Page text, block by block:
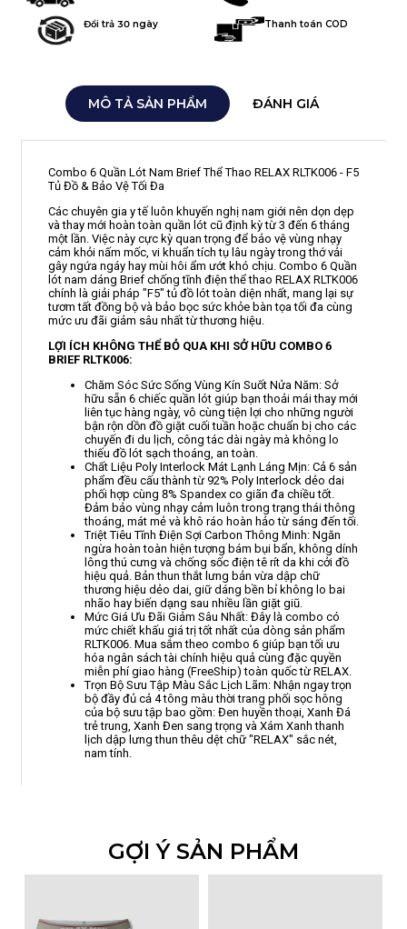
Đổi trả 30 ngày Thanh toán COD
MÔ TẢ SẢN PHẨM ĐÁNH GIÁ
Combo 6 Quần Lót Nam Brief Thể Thao RELAX RLTK006 - F5
Tủ Đồ & Bảo Vệ Tối Đa
Các chuyên gia y tế luôn khuyến nghị nam giới nên dọn dẹp
và thay mới hoàn toàn quần lót cũ định kỳ từ 3 đến 6 tháng
một lần. Việc này cực kỳ quan trọng để bảo vệ vùng nhạy
cảm khỏi nấm mốc, vi khuẩn tích tụ lâu ngày trong thớ vải
gây ngứa ngáy hay mùi hôi ẩm ướt khó chịu. Combo 6 Quần
lót nam dáng Brief chống tĩnh điện thể thao RELAX RLTK006
chính là giải pháp "F5" tủ đồ lót toàn diện nhất, mang lại sự
tươm tất đồng bộ và bảo bọc sức khỏe bàn tọa tối đa cùng
mức ưu đãi giảm sâu nhất từ thương hiệu.
LỢI ÍCH KHÔNG THỂ BỎ QUA KHI SỞ HỮU COMBO 6
BRIEF RLTK006:
Chăm Sóc Sức Sống Vùng Kín Suốt Nửa Năm: Sở
hữu sẵn 6 chiếc quần lót giúp bạn thoải mái thay mới
liên tục hàng ngày, vô cùng tiện lợi cho những người
bận rộn dồn đồ giặt cuối tuần hoặc chuẩn bị cho các
chuyến đi du lịch, công tác dài ngày mà không lo
thiếu đồ lót sạch thoáng, an toàn.
Chất Liệu Poly Interlock Mát Lạnh Láng Mịn: Cả 6 sản
phẩm đều cấu thành từ 92% Poly Interlock dẻo dai
phối hợp cùng 8% Spandex co giãn đa chiều tốt.
Đảm bảo vùng nhạy cảm luôn trong trạng thái thông
thoáng, mát mẻ và khô ráo hoàn hảo từ sáng đến tối.
Triệt Tiêu Tĩnh Điện Sợi Carbon Thông Minh: Ngăn
ngừa hoàn toàn hiện tượng bám bụi bẩn, không dính
lông thú cưng và chống sốc điện tê rít da khi cởi đồ
hiệu quả. Bản thun thắt lưng bản vừa dập chữ
thương hiệu dẻo dai, giữ dáng bền bỉ không lo bai
nhão hay biến dạng sau nhiều lần giặt giũ.
Mức Giá Ưu Đãi Giảm Sâu Nhất: Đây là combo có
mức chiết khấu giá trị tốt nhất của dòng sản phẩm
RLTK006. Mua sắm theo combo 6 giúp bạn tối ưu
hóa ngân sách tài chính hiệu quả cùng đặc quyền
miễn phí giao hàng (FreeShip) toàn quốc từ RELAX.
Trọn Bộ Sưu Tập Màu Sắc Lịch Lãm: Nhận ngay trọn
bộ đầy đủ cả 4 tông màu thời trang phối sọc hông
của bộ sưu tập bao gồm: Đen huyền thoại, Xanh Đá
trẻ trung, Xanh Đen sang trọng và Xám Xanh thanh
lịch dập lưng thun thêu dệt chữ "RELAX" sắc nét,
nam tính.
GỢI Ý SẢN PHẨM